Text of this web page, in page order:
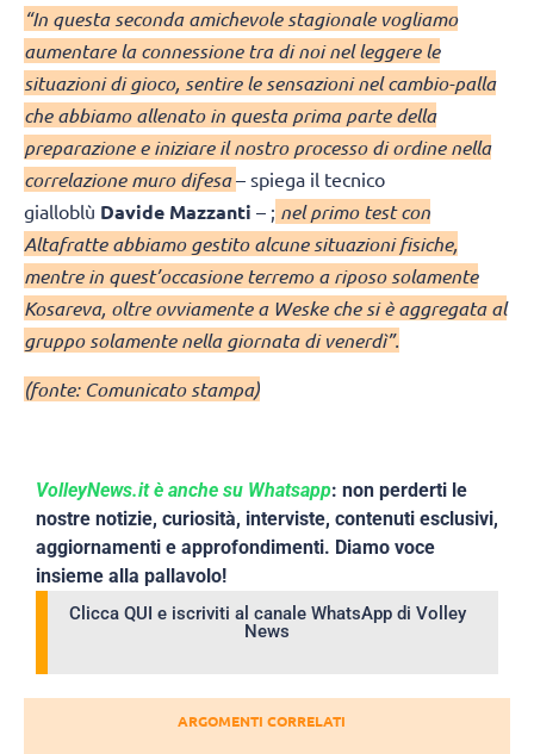
“In questa seconda amichevole stagionale vogliamo
aumentare la connessione tra di noi nel leggere le
situazioni di gioco, sentire le sensazioni nel cambio-palla
che abbiamo allenato in questa prima parte della
preparazione e iniziare il nostro processo di ordine nella
correlazione muro difesa– spiega il tecnico
gialloblù Davide Mazzanti – ; nel primo test con
Altafratte abbiamo gestito alcune situazioni fisiche,
mentre in quest’occasione terremo a riposo solamente
Kosareva, oltre ovviamente a Weske che si è aggregata al
gruppo solamente nella giornata di venerdì”.
(fonte: Comunicato stampa)
VolleyNews.it è anche su Whatsapp: non perderti le
nostre notizie, curiosità, interviste, contenuti esclusivi,
aggiornamenti e approfondimenti. Diamo voce
insieme alla pallavolo!
Clicca QUI e iscriviti al canale WhatsApp di Volley
News
ARGOMENTI CORRELATI